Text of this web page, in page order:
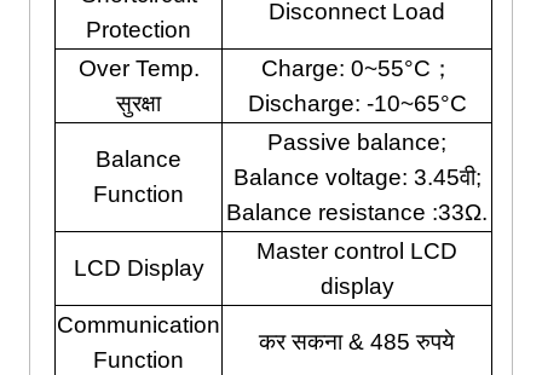
Protection
Disconnect Load
Over Temp.
सुरक्षा
Charge: 0~55°C ；
Discharge: -10~65°C
Balance
Function
Passive balance;
Balance voltage: 3.45वी;
Balance resistance :33Ω.
LCD Display
Master control LCD
display
Communication
Function
कर सकना & 485 रुपये